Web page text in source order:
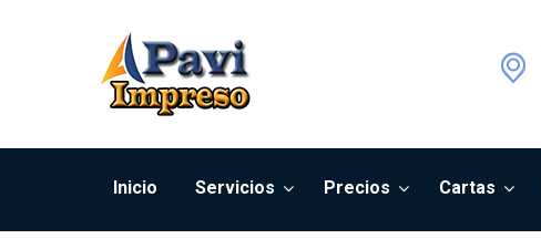
Inicio Servicios Precios Cartas